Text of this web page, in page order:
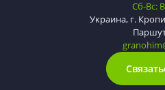
Сб-Вс:
Украина, г.